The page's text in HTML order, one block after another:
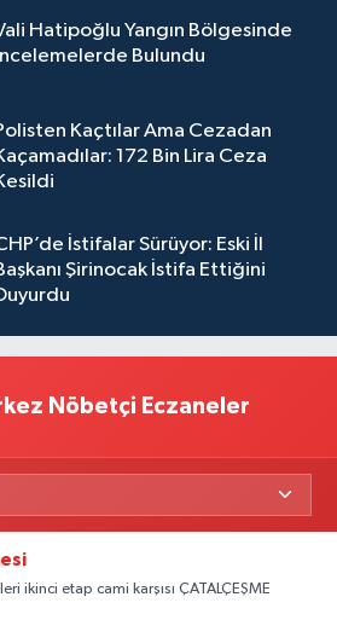
Hatipoğlu Yangın Bölgesinde
Bulundu
Kaçtılar Ama Cezadan
172 Bin Lira Ceza
İstifalar Sürüyor: Eski İl
Şirinocak İstifa Ettiğini
Nöbetçi Eczaneler
ikinci etap cami karşısı ÇATALÇEŞME